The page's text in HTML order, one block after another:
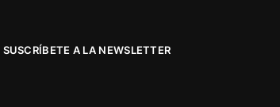
SUSCRÍBETE A LA NEWSLETTER